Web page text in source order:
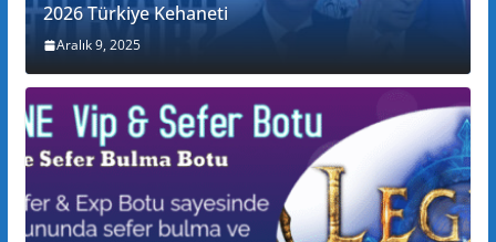
2026 Türkiye Kehaneti
Aralık 9, 2025